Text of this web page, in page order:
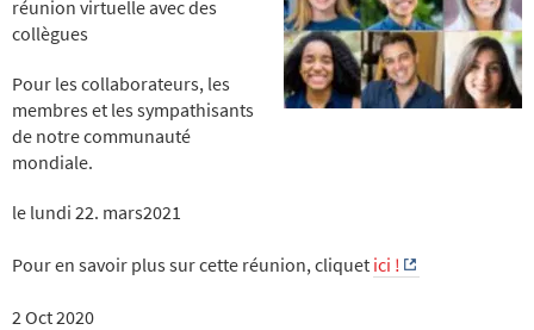
réunion virtuelle avec des
collègues
Pour les collaborateurs, les
membres et les sympathisants
de notre communauté
mondiale.
le lundi 22. mars2021
Pour en savoir plus sur cette réunion, cliquet ici !
2 Oct 2020